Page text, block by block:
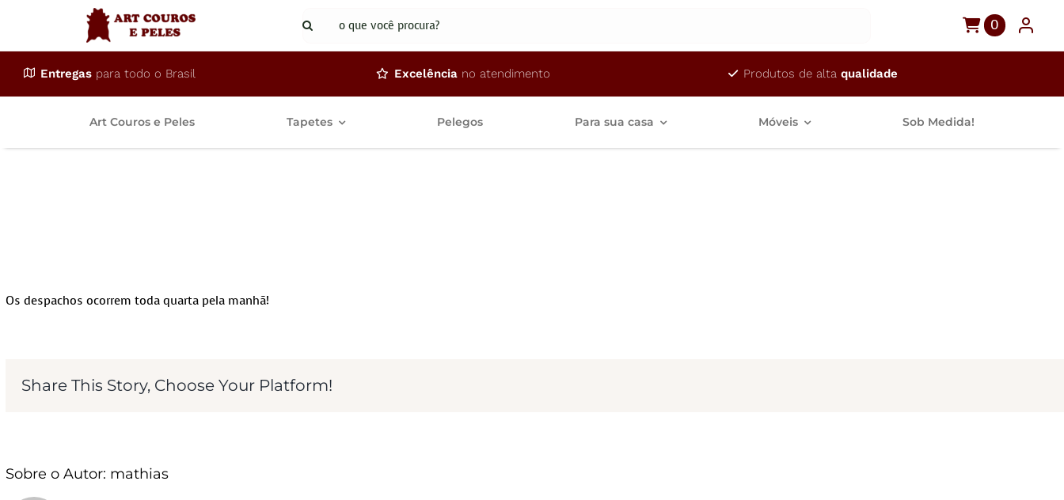
conteúdo
Buscar
0
Entregas para todo o Brasil Excelência no atendimento Produtos de altaqualidade
Art Couros e Peles Tapetes Pelegos Para sua casa Móveis Sob Medida!
Qual o prazo para envio após a realização da
Os despachos ocorrem toda quarta pela manhã!
Share This Story, Choose Your Platform!
Sobre o Autor: mathias